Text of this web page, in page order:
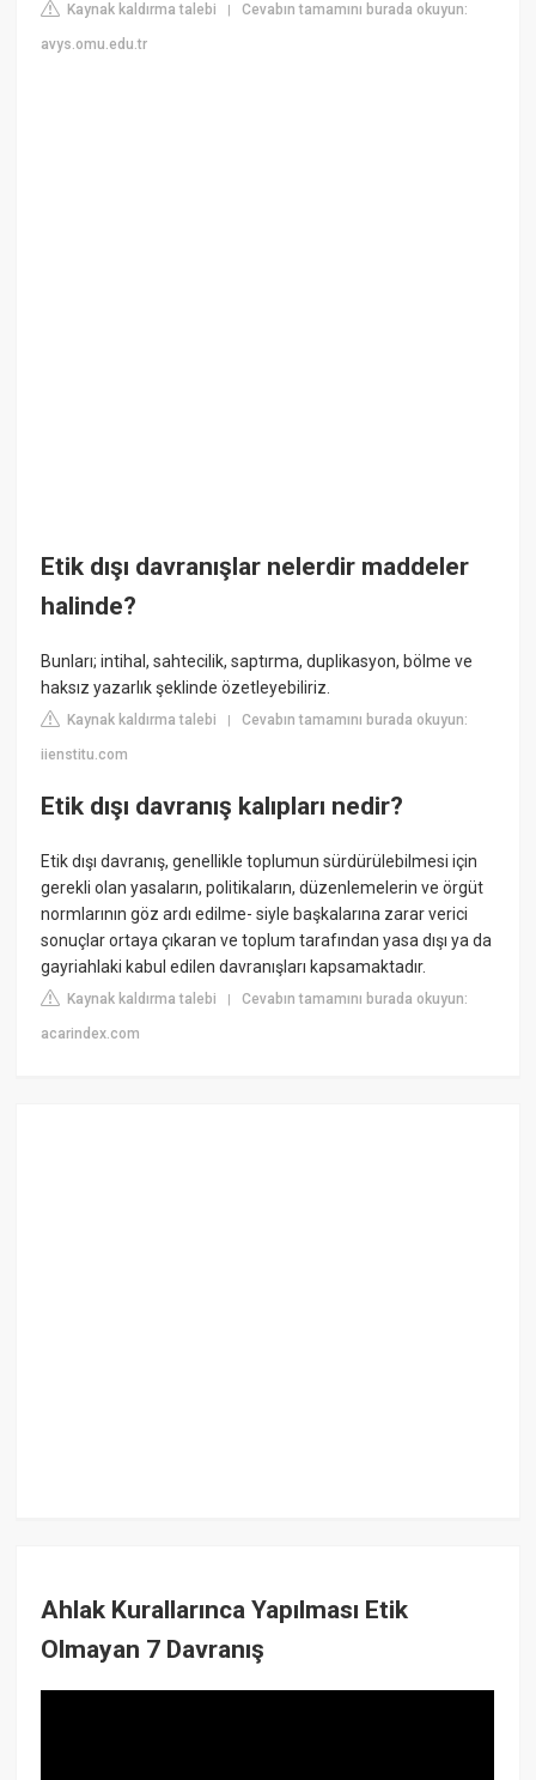
Kaynak kaldırma talebi |Cevabın tamamını burada okuyun:
avys.omu.edu.tr
Etik dışı davranışlar nelerdir maddeler
halinde?
Bunları; intihal, sahtecilik, saptırma, duplikasyon, bölme ve
haksız yazarlık şeklinde özetleyebiliriz.
Kaynak kaldırma talebi |Cevabın tamamını burada okuyun:
iienstitu.com
Etik dışı davranış kalıpları nedir?
Etik dışı davranış, genellikle toplumun sürdürülebilmesi için
gerekli olan yasaların, politikaların, düzenlemelerin ve örgüt
normlarının göz ardı edilme- siyle başkalarına zarar verici
sonuçlar ortaya çıkaran ve toplum tarafından yasa dışı ya da
gayriahlaki kabul edilen davranışları kapsamaktadır.
Kaynak kaldırma talebi |Cevabın tamamını burada okuyun:
acarindex.com
Ahlak Kurallarınca Yapılması Etik
Olmayan 7 Davranış